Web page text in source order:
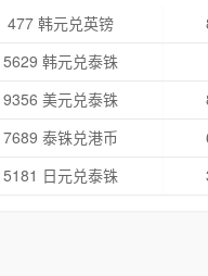
477 韩元兑英镑
5629 韩元兑泰铢
9356 美元兑泰铢
7689 泰铢兑港币
5181 日元兑泰铢